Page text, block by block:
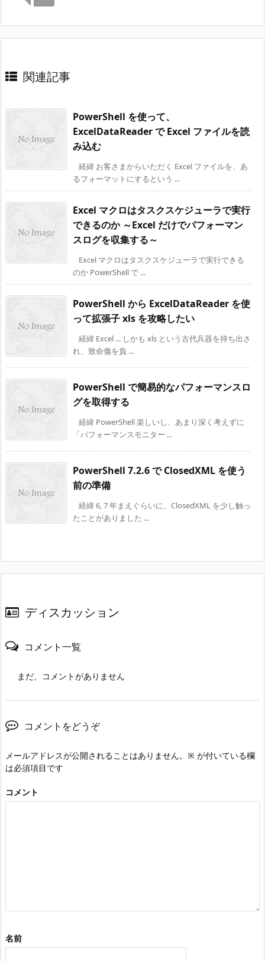
関連記事
PowerShell を使って、
ExcelDataReader で Excel ファイルを読
み込む
経緯 お客さまからいただく Excel ファイルを、あ
るフォーマットにするという ...
Excel マクロはタスクスケジューラで実行
できるのか ～Excel だけでパフォーマン
スログを収集する～
Excel マクロはタスクスケジューラで実行できる
のか PowerShell で ...
PowerShell から ExcelDataReader を使
って拡張子 xls を攻略したい
経緯 Excel ... しかも xls という古代兵器を持ち出さ
れ、致命傷を負 ...
PowerShell で簡易的なパフォーマンスロ
グを取得する
経緯 PowerShell 楽しいし、あまり深く考えずに
「パフォーマンスモニター ...
PowerShell 7.2.6 で ClosedXML を使う
前の準備
経緯 6, 7 年まえぐらいに、ClosedXML を少し触っ
たことがありました ...
ディスカッション
コメント一覧
まだ、コメントがありません
コメントをどうぞ
メールアドレスが公開されることはありません。 ※ が付いている欄
は必須項目です
コメント
名前